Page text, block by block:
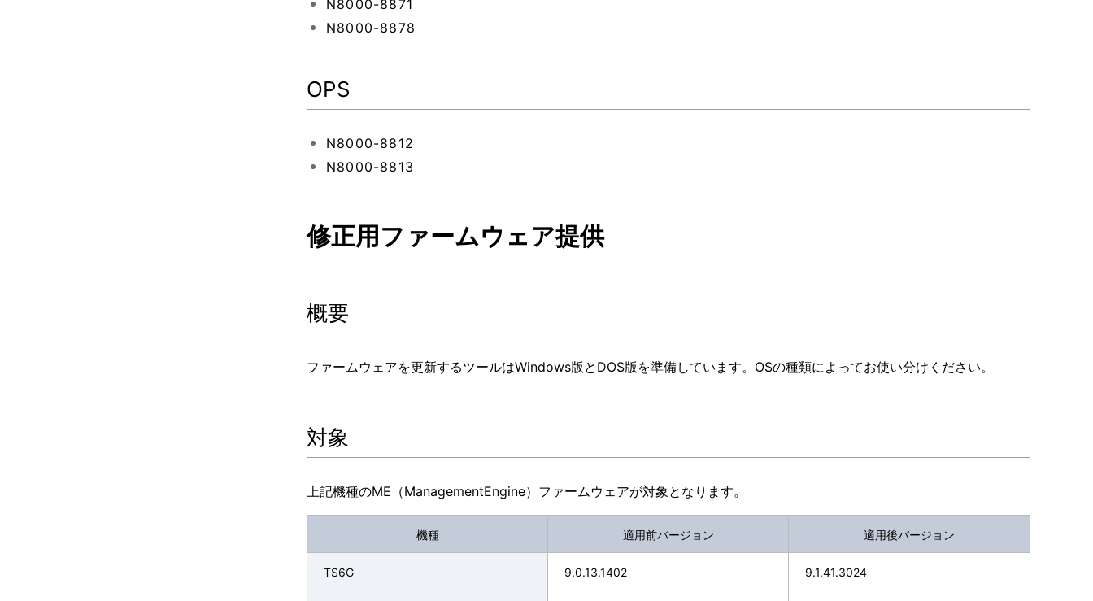
N8000-8871
N8000-8878
OPS
N8000-8812
N8000-8813
修正用ファームウェア提供
概要
ファームウェアを更新するツールはWindows版とDOS版を準備しています。OSの種類によってお使い分けください。
対象
上記機種のME（ManagementEngine）ファームウェアが対象となります。
機種 適用前バージョン 適用後バージョン
TS6G 9.0.13.1402 9.1.41.3024